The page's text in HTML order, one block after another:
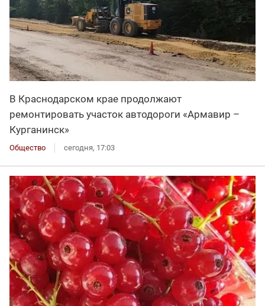
В Краснодарском крае продолжают
ремонтировать участок автодороги «Армавир –
Курганинск»
Общество сегодня, 17:03